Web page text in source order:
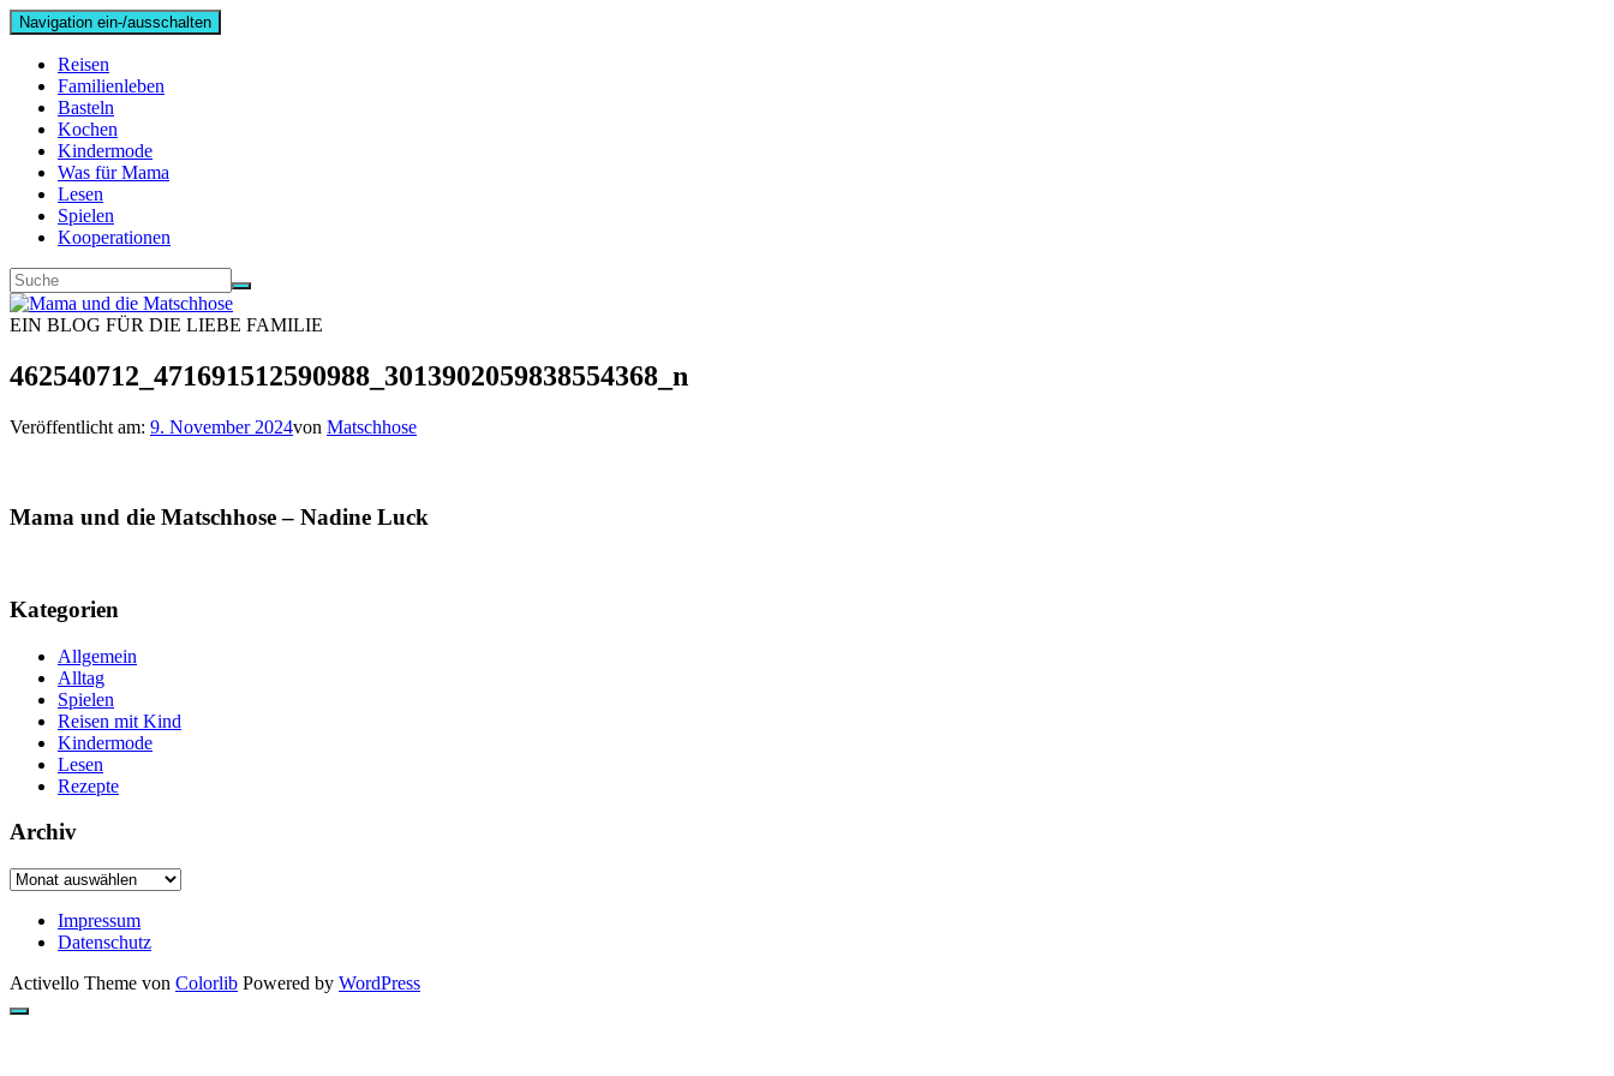
Navigation ein-/ausschalten
Reisen
Familienleben
Basteln
Kochen
Kindermode
Was für Mama
Lesen
Spielen
Kooperationen
EIN BLOG FÜR DIE LIEBE FAMILIE
462540712_471691512590988_3013902059838554368_n
Veröffentlicht am: 9. November 2024von Matschhose
Mama und die Matschhose – Nadine Luck
Kategorien
Allgemein
Alltag
Spielen
Reisen mit Kind
Kindermode
Lesen
Rezepte
Archiv
Archiv
Impressum
Datenschutz
Activello Theme von Colorlib Powered by WordPress